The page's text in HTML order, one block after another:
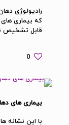
رادیولوژی
که بیماری
قابل تشخیص
0
بیماری های
با این نشانه